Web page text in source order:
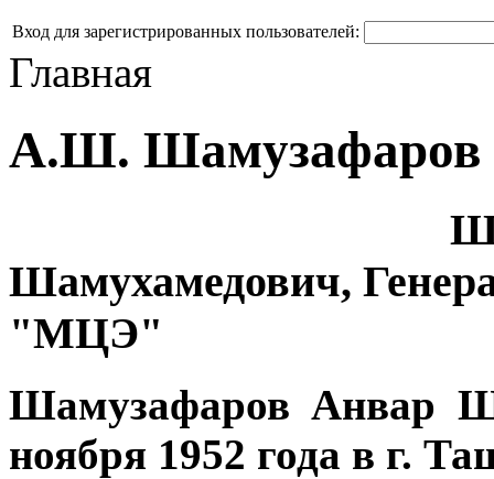
Вход для зарегистрированных пользователей:
Главная
А.Ш. Шамузафаров
Шамухамедович,
"МЦЭ"
Шамузафаров Анвар
ноября 1952 года в г.